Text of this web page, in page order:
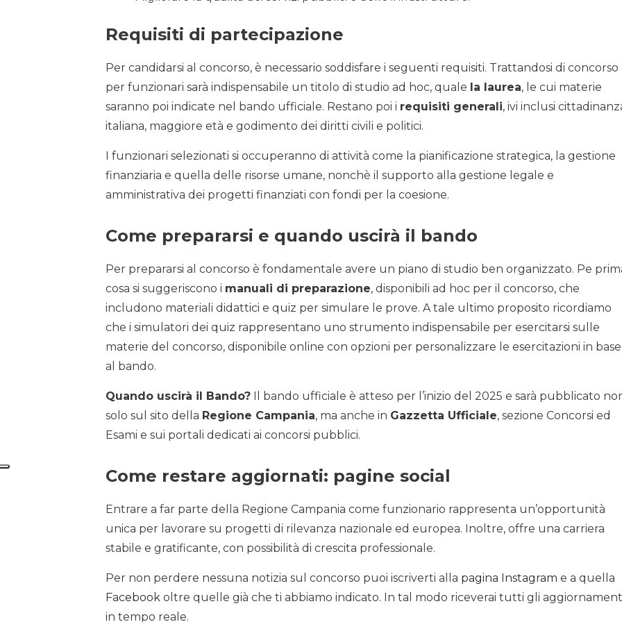
Requisiti di partecipazione
Per candidarsi al concorso, è necessario soddisfare i seguenti requisiti. Trattandosi di concorso
per funzionari sarà indispensabile un titolo di studio ad hoc, quale la laurea, le cui materie
saranno poi indicate nel bando ufficiale. Restano poi i requisiti generali, ivi inclusi
italiana, maggiore età e godimento dei diritti civili e politici.
I funzionari selezionati si occuperanno di attività come la pianificazione strategica, la gestione
finanziaria e quella delle risorse umane, nonchè il supporto alla gestione legale e
amministrativa dei progetti finanziati con fondi per la coesione.
Come prepararsi e quando uscirà il bando
Per prepararsi al concorso è fondamentale avere un piano di studio ben organizzato. Pe
cosa si suggeriscono i manuali di preparazione, disponibili ad hoc per il concorso, che
includono materiali didattici e quiz per simulare le prove. A tale ultimo proposito ricordiamo
che i simulatori dei quiz rappresentano uno strumento indispensabile per esercitarsi sulle
materie del concorso, disponibile online con opzioni per personalizzare le esercitazioni in base
al bando.
Quando uscirà il Bando? Il bando ufficiale è atteso per l’inizio del 2025 e sarà pubblicato
solo sul sito della Regione Campania, ma anche in Gazzetta Ufficiale, sezione Concorsi ed
Esami e sui portali dedicati ai concorsi pubblici.
Come restare aggiornati: pagine social
Entrare a far parte della Regione Campania come funzionario rappresenta un’opportunità
unica per lavorare su progetti di rilevanza nazionale ed europea. Inoltre, offre una carriera
stabile e gratificante, con possibilità di crescita professionale.
Per non perdere nessuna notizia sul concorso puoi iscriverti alla pagina Instagram e a quella
Facebook oltre quelle già che ti abbiamo indicato. In tal modo riceverai tutti gli
in tempo reale.